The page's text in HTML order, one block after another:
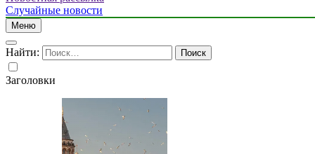
Случайные новости
Меню
Найти:
Заголовки